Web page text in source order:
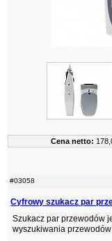
#03058
Cyfrowy szukacz par
Szukacz par przewodów
wyszukiwania
Cena netto: